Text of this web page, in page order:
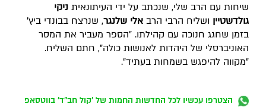
שיחות עם הרב שלי, שנכתב על ידי העיתונאית
גולדשטיין ושליח הרבי הרב אלי שלנגר
, שנרצח בבונדי ביץ'
בזמן שחגג חנוכה עם קהילתו. "הספר מעביר את המסר
האוניברסלי של היהדות לאנושות כולה", חתם השליח.
"מקווה להיפגש בשמחות בעתיד".
הצטרפו עכשיו לכל החדשות החמות של 'קול חב"ד' בווטסאפ